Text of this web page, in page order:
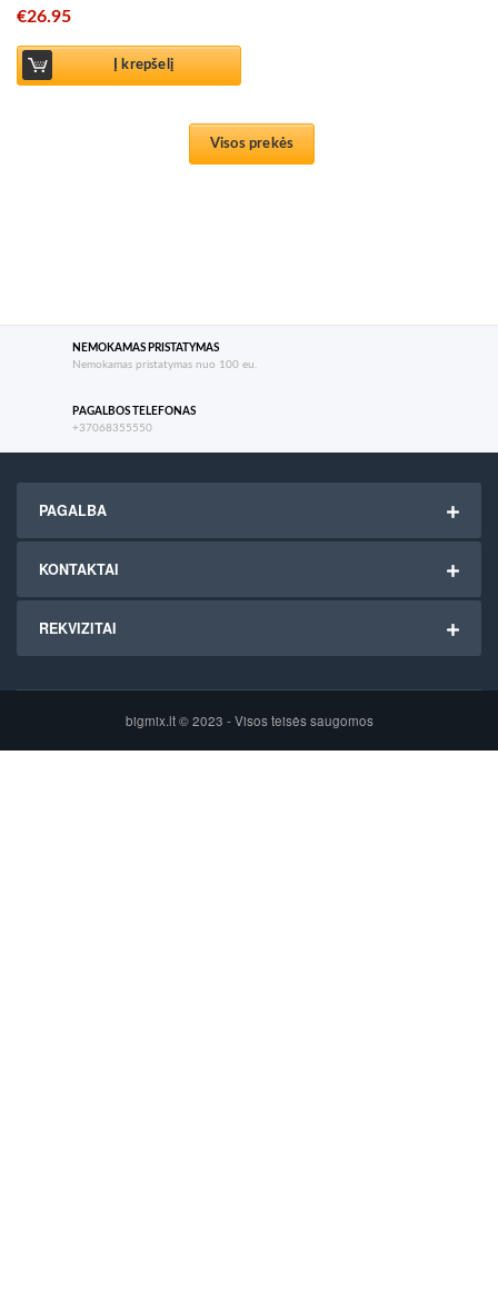
€26.95
Į krepšelį
Visos prekės
NEMOKAMAS PRISTATYMAS
Nemokamas pristatymas nuo 100 eu.
PAGALBOS TELEFONAS
+37068355550
PAGALBA
KONTAKTAI
REKVIZITAI
bigmix.lt © 2023 - Visos teisės saugomos